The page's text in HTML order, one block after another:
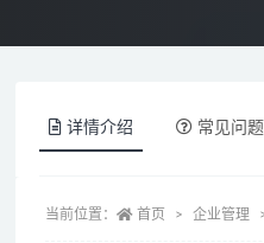
详情介绍 常见问题
当前位置： 首页 企业管理